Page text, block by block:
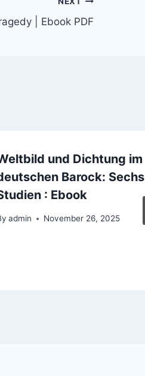
| Ebook PDF
und Dichtung im
Barock: Sechs
: Ebook
admin November 26, 2025